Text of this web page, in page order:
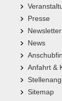
Presse
Newsletter
News
Anfahrt &
Sitemap